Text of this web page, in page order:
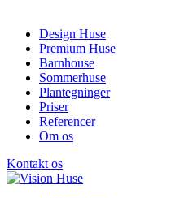
Design Huse
Premium Huse
Barnhouse
Sommerhuse
Plantegninger
Priser
Referencer
Om os
Kontakt os